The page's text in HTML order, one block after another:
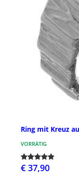
Ring mit Kreuz
VORRÄTIG
€ 37,90